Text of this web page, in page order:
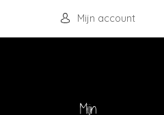
Mijn account